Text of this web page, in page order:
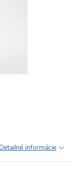
Detailné informácie